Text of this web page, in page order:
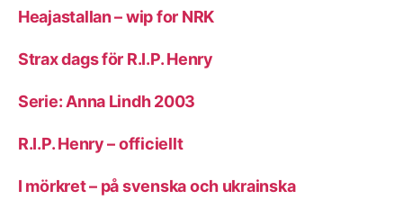
Heajastallan – wip for NRK
Strax dags för R.I.P. Henry
Serie: Anna Lindh 2003
R.I.P. Henry – officiellt
I mörkret – på svenska och ukrainska